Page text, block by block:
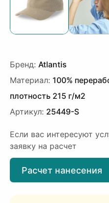
Бренд: Atlantis
Материал: 100%
плотность 215 г/м2
Артикул: 25449-S
Если вас интересуют
заявку на расчет
Расчет нанесения